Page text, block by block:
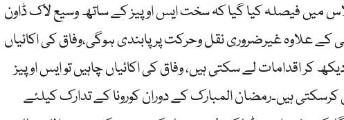
میں فیصلہ کیا گیا کہ سخت ایس او پیز کے ساتھ وسیع لاک ڈاون
کے علاوہ غیرضروری نقل وحرکت پرپابندی ہوگی،وفاق کی اکائیاں
کر اقدامات لے سکتی ہیں، وفاق کی اکائیاں چاہیں تو ایس او پیز
ہیں۔رمضان المبارک کے دوران کورونا کے تدارک کیلئے